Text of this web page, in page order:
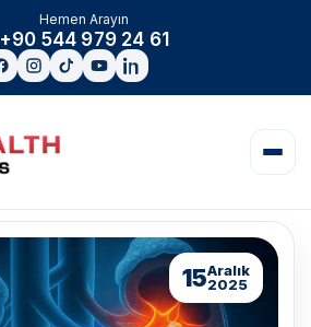
Hemen Arayın
+90 544 979 24 61
15Aralık
2025